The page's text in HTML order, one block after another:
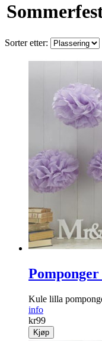
Sorter etter:
Kule lilla
info
kr99
Kjøp